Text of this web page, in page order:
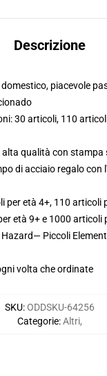
Descrizione
piacevole
30 articoli, 110
alta qualità con
di acciaio regalo con
per età 4+, 110 articoli
età 9+ e 1000 articoli
Hazard— Piccoli
volta che ordinate
SKU:ODDSKU-64256
Categorie:Altri,